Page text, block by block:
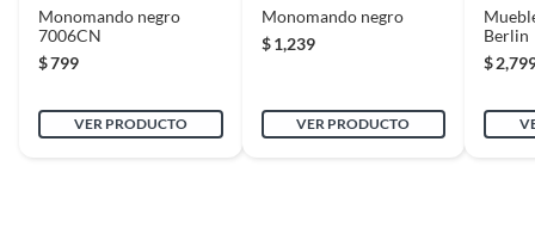
Monomando negro
7006CN
$799
VER PRODUCTO
Monomando negro
$ 1,239
VER PRODUCTO
Berlin
$